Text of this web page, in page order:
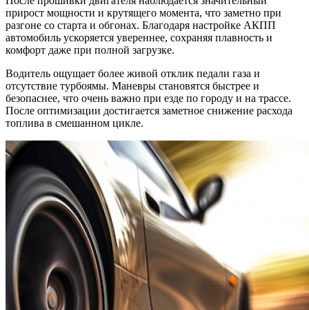
прирост мощности и крутящего момента, что заметно при
разгоне со старта и обгонах. Благодаря настройке АКПП
автомобиль ускоряется увереннее, сохраняя плавность и
комфорт даже при полной загрузке.
Водитель ощущает более живой отклик педали газа и
отсутствие турбоямы. Маневры становятся быстрее и
безопаснее, что очень важно при езде по городу и на трассе.
После оптимизации достигается заметное снижение расхода
топлива в смешанном цикле.